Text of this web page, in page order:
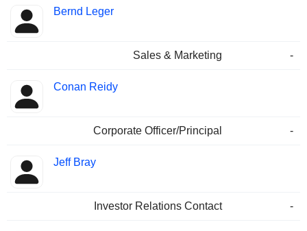
Bernd Leger
Sales & Marketing -
Conan Reidy
Corporate Officer/Principal -
Jeff Bray
Investor Relations Contact -